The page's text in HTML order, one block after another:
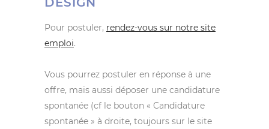
Pour postuler, rendez-vous sur notre site
emploi.
Vous pourrez postuler en réponse à une
offre, mais aussi déposer une candidature
spontanée (cf le bouton « Candidature
spontanée » à droite, toujours sur le site